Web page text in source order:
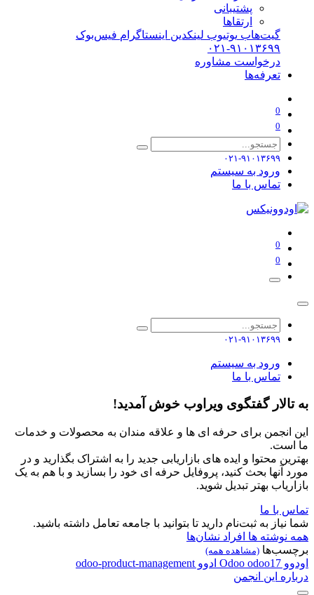
پشتیبانی
ارتقاها
گیت‌هاب یوتیوب لینکدین اینستاگرام فیس‌بوک
۰۲۱-۹۱۰۱۳۶۹۹
درخواست مشاوره
تعرفه‌ها
0
0
۰۲۱-۹۱۰۱۳۶۹۹
ورود به سیستم
تماس با ما
0
0
۰۲۱-۹۱۰۱۳۶۹۹
ورود به سیستم
تماس با ما
به تالار گفتگوی ویراوب خوش آمدید!
این انجمن برای حرفه ای ها و علاقه مندان به محصولات و خدمات
ما است.
بهترین محتوا و ایده های بازاریابی جدید را به اشتراک بگذارید و در
مورد آنها بحث کنید، پروفایل حرفه ای خود را بسازید و با هم به یک
بازاریاب بهتر تبدیل شوید.
تماس با ما
شما نیاز به ثبت‌نام دارید تا بتوانید با جامعه تعامل داشته باشید.
همه نوشته ها افراد نشان‌ها
برچسب‌ها (مشاهده همه)
اودوو Odoo odoo17 ادوو odoo-product-management
درباره این انجمن